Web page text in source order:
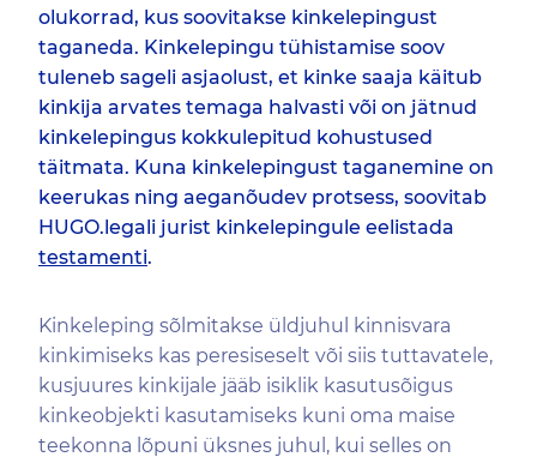
olukorrad, kus soovitakse kinkelepingust
taganeda. Kinkelepingu tühistamise soov
tuleneb sageli asjaolust, et kinke saaja käitub
kinkija arvates temaga halvasti või on jätnud
kinkelepingus kokkulepitud kohustused
täitmata. Kuna kinkelepingust taganemine on
keerukas ning aeganõudev protsess, soovitab
HUGO.legali jurist kinkelepingule eelistada
testamenti.
Kinkeleping sõlmitakse üldjuhul kinnisvara
kinkimiseks kas peresiseselt või siis tuttavatele,
kusjuures kinkijale jääb isiklik kasutusõigus
kinkeobjekti kasutamiseks kuni oma maise
teekonna lõpuni üksnes juhul, kui selles on